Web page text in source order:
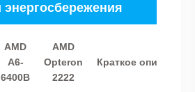
энергосбережения
AMD
A6-
6400B
AMD
Opteron
2222
Краткое описание